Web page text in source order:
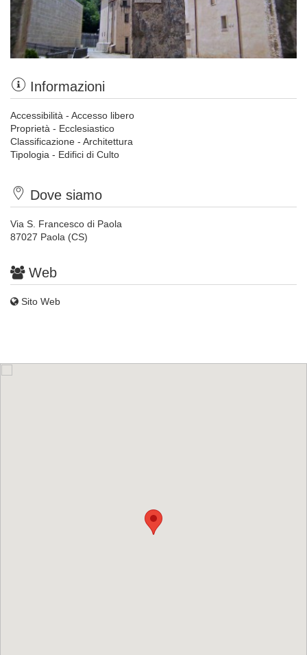
Informazioni
Accessibilità - Accesso libero
Proprietà - Ecclesiastico
Classificazione - Architettura
Tipologia - Edifici di Culto
Dove siamo
Via S. Francesco di Paola
87027 Paola (CS)
Web
Sito Web